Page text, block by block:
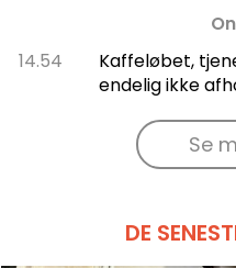
14.54
Kaffeløbet,
endelig ikke
Se
DE